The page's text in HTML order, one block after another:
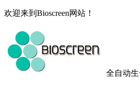
欢迎来到Bioscreen网站！
全自动